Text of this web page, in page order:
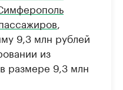
9,3 млн рублей
из
размере 9,3 млн